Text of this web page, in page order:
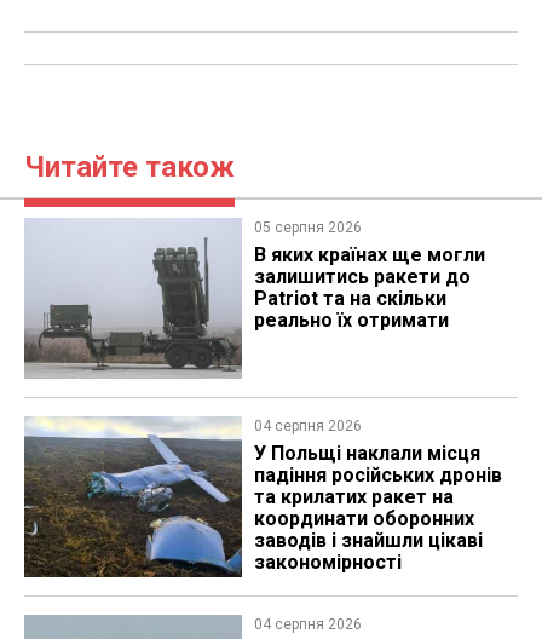
Читайте також
05 серпня 2026
В яких країнах ще могли
залишитись ракети до
Patriot та на скільки
реально їх отримати
04 серпня 2026
У Польщі наклали місця
падіння російських дронів
та крилатих ракет на
координати оборонних
заводів і знайшли цікаві
закономірності
04 серпня 2026